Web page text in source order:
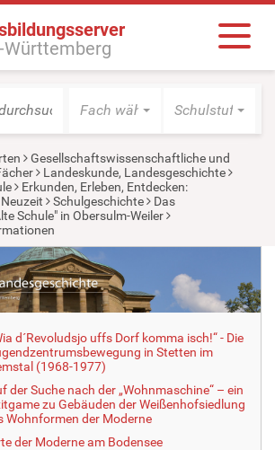
Württemberg
Fach wählen Schulstufe
Gesellschaftswissenschaftliche und
Landeskunde, Landesgeschichte
Erkunden, Erleben, Entdecken:
Neuzeit Schulgeschichte
Das
Schule" in Obersulm-Weiler
d´Revoludsjo uffs Dorf komma isch!“ - Die
in Stetten im
(1968-1977)
der Suche nach der „Wohnmaschine“ – ein
zu Gebäuden der Weißenhofsiedlung
Wohnformen der Moderne
der Moderne am Bodensee